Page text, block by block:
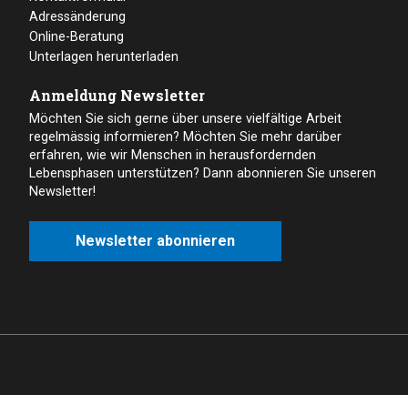
Adressänderung
Online-Beratung
Unterlagen herunterladen
Anmeldung Newsletter
Möchten Sie sich gerne über unsere vielfältige Arbeit
regelmässig informieren? Möchten Sie mehr darüber
erfahren, wie wir Menschen in herausfordernden
Lebensphasen unterstützen? Dann abonnieren Sie unseren
Newsletter!
Newsletter abonnieren